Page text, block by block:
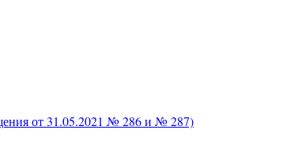
от 31.05.2021 № 286 и № 287)